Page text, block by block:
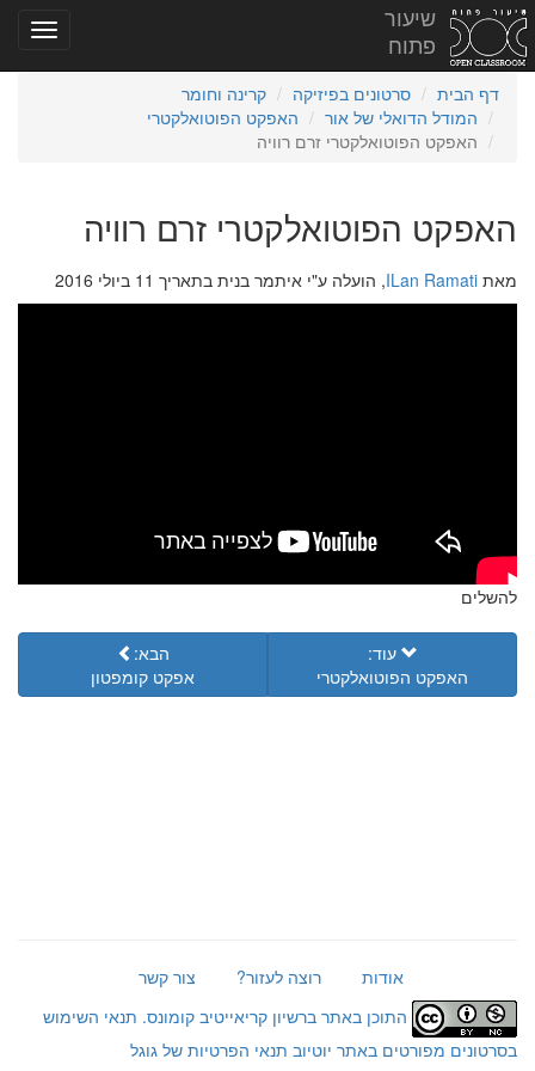
שיעור
פתוח
דף הבית סרטונים בפיזיקה
קרינה וחומר
המודל הדואלי של אור
האפקט הפוטואלקטרי
האפקט הפוטואלקטרי זרם רוויה
האפקט הפוטואלקטרי זרם רוויה
מאת ILan Ramati, הועלה ע"י איתמר בנית בתאריך 11 ביולי 2016
להשלים
עוד:
האפקט הפוטואלקטרי
הבא:
אפקט קומפטון
אודות רוצה לעזור?
צור קשר
התוכן באתר ברשיון קריאייטיב קומונס. תנאי השימוש
בסרטונים מפורטים באתר יוטיוב תנאי הפרטיות של גוגל